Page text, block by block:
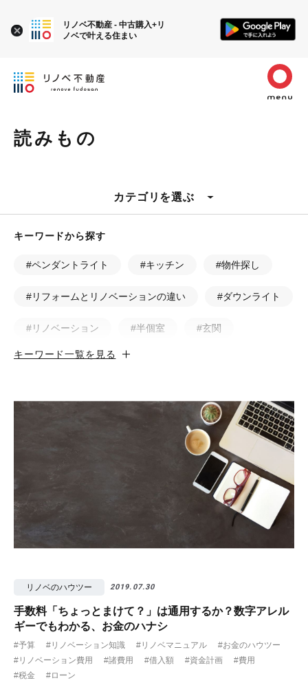
読みもの
カテゴリを選ぶ
キーワードから探す
#ペンダントライト #キッチン #物件探し
#リフォームとリノベーションの違い #ダウンライト
#リノベーション #半個室 #玄関
#小上がり #ホテルライク
#戸建
#フルリノベーション
#予算
#洗面所
#リノベ先輩インタビュー #広みせ！
キーワード一覧を見る
リノベのハウツー 2019.07.30
手数料「ちょっとまけて？」は通用するか？数字アレル
ギーでもわかる、お金のハナシ
#予算 #リノベーション知識 #リノベマニュアル
#お金のハウツー
#リノベーション費用
#諸費用 #借入額 #資金計画
#費用
#税金
#ローン
リノベ不動産 - 中古購入+リ
ノベで叶える住まい